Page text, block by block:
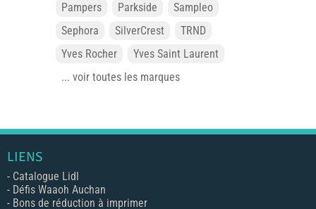
Pampers
Parkside
Sampleo
Sephora
SilverCrest
TRND
Yves Rocher
Yves Saint Laurent
... voir toutes les marques
LIENS
- Catalogue Lidl
- Défis Waaoh Auchan
- Bons de réduction à imprimer